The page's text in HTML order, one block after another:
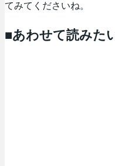
てみてくださいね。
■あわせて読みた